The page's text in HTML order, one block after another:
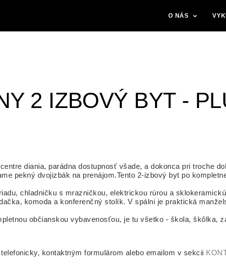
O NÁS
2 IZBOVÝ BYT -
diania, parádna dostupnosť všade, a dokonca pri troche
pekný dvojizbák na prenájom.Tento 2-izbový byt po
chladničku s mrazničkou, elektrickou rúrou a
komoda a konferenčný stolík. V spálni je praktická
občianskou vybavenosťou, je tu všetko - škola, škôlka,
kontaktným formulárom alebo emailom v sekcii